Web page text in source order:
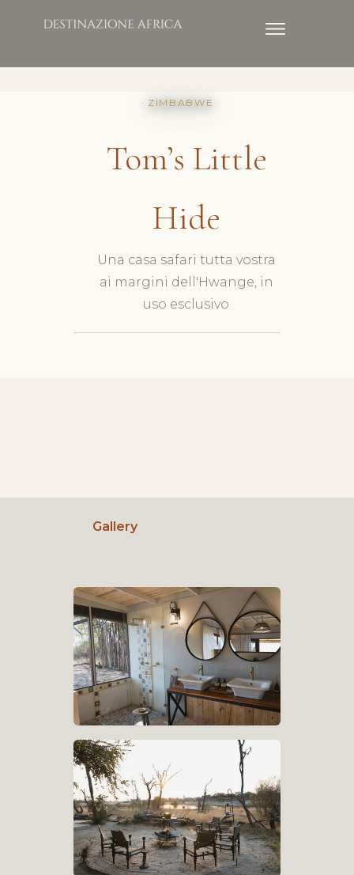
· ZIMBABWE
Tom’s Little
Hide
Una casa safari tutta vostra
ai margini dell'Hwange, in
uso esclusivo
Gallery